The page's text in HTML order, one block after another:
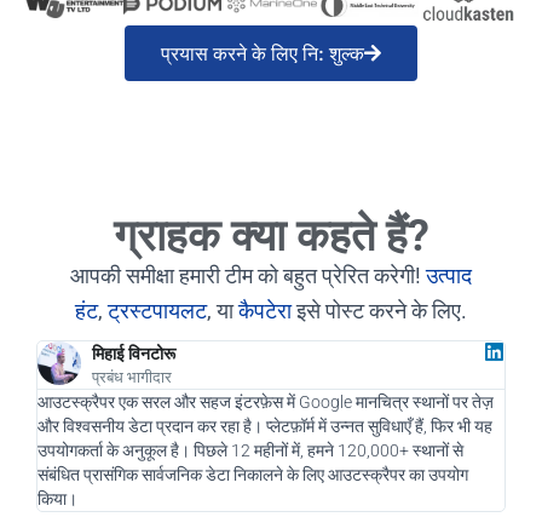
प्रयास करने के लिए नि: शुल्क
ग्राहक क्या कहते हैं?
आपकी समीक्षा हमारी टीम को बहुत प्रेरित करेगी!उत्पाद
हंट,ट्रस्टपायलट, याकैपटेराइसे पोस्ट करने के लिए.
मिहाई विनटोरू
प्रबंध भागीदार
आउटस्क्रैपर एक सरल और सहज इंटरफ़ेस में Google मानचित्र स्थानों पर तेज़
और विश्वसनीय डेटा प्रदान कर रहा है। प्लेटफ़ॉर्म में उन्नत सुविधाएँ हैं, फिर भी यह
उपयोगकर्ता के अनुकूल है। पिछले 12 महीनों में, हमने 120,000+ स्थानों से
संबंधित प्रासंगिक सार्वजनिक डेटा निकालने के लिए आउटस्क्रैपर का उपयोग
किया।